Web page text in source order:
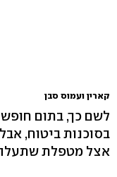
קארין ועמוס סבן
לשם כך, בתום
בסוכנות ביטוח,
אצל מטפלת שתעלה לה כ-2,000